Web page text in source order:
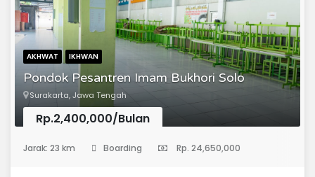
AKHWAT IKHWAN
Pondok Pesantren Imam Bukhori Solo
Surakarta, Jawa Tengah
Rp.2,400,000/Bulan
Jarak: 23 km Boarding Rp. 24,650,000